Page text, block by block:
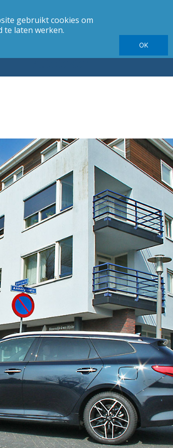
Jaargang Elektrische autotesten
Autotesten
gebruikt cookies om
te laten werken.
OK